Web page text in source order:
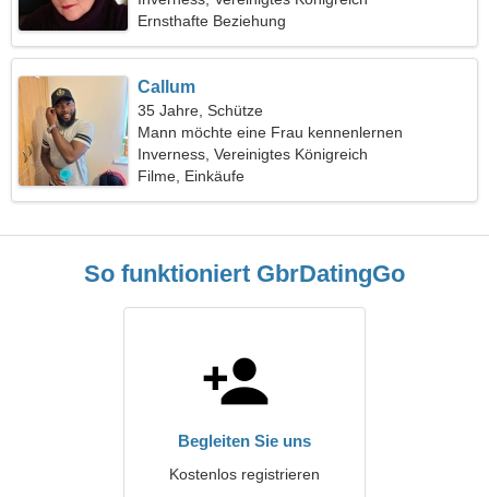
Ernsthafte Beziehung
Callum
35 Jahre, Schütze
Mann möchte eine Frau kennenlernen
Inverness, Vereinigtes Königreich
Filme, Einkäufe
So funktioniert GbrDatingGo
Begleiten Sie uns
Kostenlos registrieren